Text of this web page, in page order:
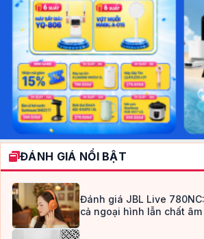
ĐÁNH GIÁ NỔI BẬT
Đánh giá JBL Live
cả ngoại hình lẫn chất âm